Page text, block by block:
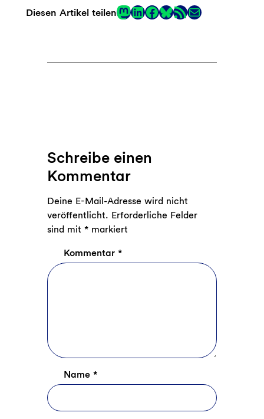
Diesen Artikel teilenMastodon
LinkedIn
Facebook
LinkRSS-Feed
E-Mail
Schreibe einen
Kommentar
Deine E-Mail-Adresse wird nicht
veröffentlicht. Erforderliche Felder
sind mit *markiert
Kommentar *
Name *